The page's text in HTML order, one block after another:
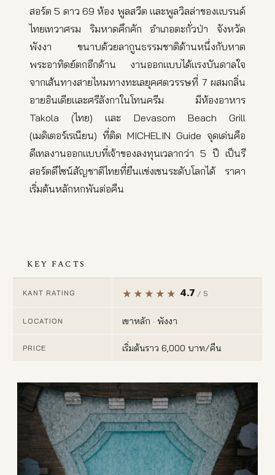
สอร์ต 5 ดาว 69 ห้อง พูลสวีต และพูลวิลล่าของแบรนด์
ไทยเทวาศรม ริมหาดคึกคัก อำเภอตะกั่วป่า จังหวัด
พังงา ขนาบด้วยลากูนธรรมชาติด้านหนึ่งกับหาด
พระอาทิตย์ตกอีกด้าน งานออกแบบได้แรงบันดาลใจ
จากเส้นทางสายไหมทางทะเลยุคศตวรรษที่ 7 ผสมกลิ่น
อายอินเดียและศรีลังกาในโทนครีม มีห้องอาหาร
Takola (ไทย) และ Devasom Beach Grill
(เมดิเตอร์เรเนียน) ที่ติด MICHELIN Guide จุดเด่นคือ
ดีเทลงานออกแบบที่เจ้าของลงทุนเวลากว่า 5 ปี เป็นรี
สอร์ตดีไซน์สัญชาติไทยที่ยืนแข่งเชนระดับโลกได้ ราคา
เริ่มต้นหลักหกพันต่อคืน
KEY FACTS
KANT RATING 4.7 / 5
LOCATION เขาหลัก · พังงา
PRICE เริ่มต้นราว 6,000 บาท/คืน